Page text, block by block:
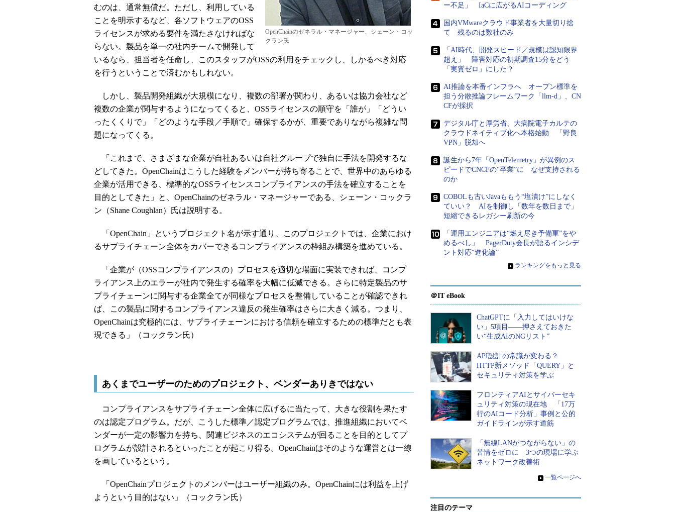
OpenChainのゼネラル・マネージャー、シェーン・コッ
クラン氏
むのは、通常無償だ。ただし、利用している
ことを明示するなど、各ソフトウェアのOSS
ライセンスが求める要件を満たさなければな
らない。製品を単一の社内チームで開発して
いるなら、担当者を任命し、このスタッフがOSSの利用をチェックし、しかるべき対応
を行うということで済むかもしれない。
しかし、製品開発組織が大規模になり、複数の部署が関わり、あるいは協力会社など
複数の企業が関与するようになってくると、OSSライセンスの順守を「誰が」「どうい
ったくくりで」「どのような手段／手順で」確保するかが、重要でありながら複雑な問
題になってくる。
「これまで、さまざまな企業が自社あるいは自社グループで独自に手法を開発するな
どしてきた。OpenChainはこうした経験をメンバーが持ち寄ることで、世界中のあらゆる
企業が活用できる、標準的なOSSライセンスコンプライアンスの手法を確立することを
目的としてきた」と、OpenChainのゼネラル・マネージャーである、シェーン・コックラ
ン（Shane Coughlan）氏は説明する。
「OpenChain」というプロジェクト名が示す通り、このプロジェクトでは、企業におけ
るサプライチェーン全体をカバーできるコンプライアンスの枠組み構築を進めている。
「企業が（OSSコンプライアンスの）プロセスを適切な場面に実装できれば、コンプ
ライアンス上のエラーが社内で発生する確率を大幅に低減できる。さらに特定製品のサ
プライチェーンに関与する企業全てが同様なプロセスを整備していることが確認できれ
ば、この製品に関するコンプライアンス違反の発生確率はさらに大きく減る。つまり、
OpenChainは究極的には、サプライチェーンにおける信頼を確立するための標準だとも表
現できる」（コックラン氏）
あくまでユーザーのためのプロジェクト、ベンダーありきではない
コンプライアンスをサプライチェーン全体に広げるに当たって、大きな役割を果たす
のは認定プログラム。だが、こうした標準／認定プログラムでは、推進組織においてベ
ンダーが一定の影響力を持ち、関連ビジネスのエコシステムが回ることを目的としてプ
ログラムが設計されるといったことが起こり得る。OpenChainはそのような運営とは一線
を画しているという。
「OpenChainプロジェクトのメンバーはユーザー組織のみ。OpenChainには利益を上げ
ようという目的はない」（コックラン氏）
ー不足」 IaCに広がるAIコーディング
国内VMwareクラウド事業者を大量切り捨
て 残るのは数社のみ
「AI時代、開発スピード／規模は認知限界
超え」 障害対応の初期調査15分をどう
「実質ゼロ」にした？
AI推論を本番インフラへ オープン標準を
担う分散推論フレームワーク「llm-d」、CN
CFが採択
デジタル庁と厚労省、大病院電子カルテの
クラウドネイティブ化へ本格始動 「野良
VPN」脱却へ
誕生から7年「OpenTelemetry」が異例のス
ピードでCNCFの“卒業”に なぜ支持される
のか
COBOLも古いJavaももう“塩漬け”にしなく
ていい？ AIを制御し「数年を数日まで」
短縮できるレガシー刷新の今
「運用エンジニアは“燃え尽き予備軍”をや
めるべし」 PagerDuty会長が語るインシデ
ント対応“進化論”
» ランキングをもっと見る
＠IT eBook
ChatGPTに「入力してはいけな
い」5項目――押さえておきた
い“生成AIのNGリスト”
API設計の常識が変わる？
HTTP新メソッド「QUERY」と
セキュリティ対策を学ぶ
フロンティアAIとサイバーセキ
ュリティ対策の現在地 「17万
行のAIコード分析」事例と公的
ガイドラインが示す道筋
「無線LANがつながらない」の
苦情をゼロに 3つの現場に学ぶ
ネットワーク改善術
» 一覧ページへ
注目のテーマ